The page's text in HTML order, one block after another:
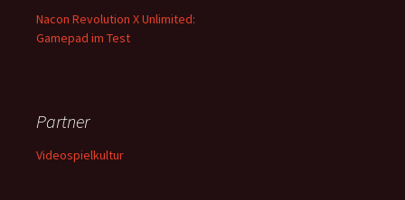
Nacon Revolution X Unlimited:
Gamepad im Test
Partner
Videospielkultur